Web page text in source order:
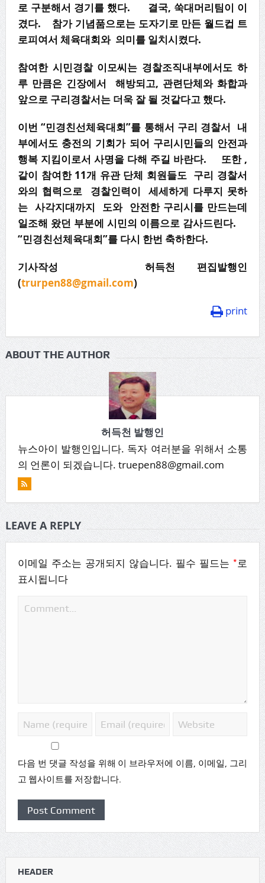
로 구분해서 경기를 했다. 결국, 쑥대머리팀이 이
겼다. 참가 기념품으로는 도자기로 만든 월드컵 트
로피여서 체육대회와 의미를 일치시켰다.
참여한 시민경찰 이모씨는 경찰조직내부에서도 하
루 만큼은 긴장에서 해방되고, 관련단체와 화합과
앞으로 구리경찰서는 더욱 잘 될 것같다고 했다.
이번 “민경친선체육대회”를 통해서 구리 경찰서 내
부에서도 충전의 기회가 되어 구리시민들의 안전과
행복 지킴이로서 사명을 다해 주길 바란다. 또한 ,
같이 참여한 11개 유관 단체 회원들도 구리 경찰서
와의 협력으로 경찰인력이 세세하게 다루지 못하
는 사각지대까지 도와 안전한 구리시를 만드는데
일조해 왔던 부분에 시민의 이름으로 감사드린다.
“민경친선체육대회”를 다시 한번 축하한다.
기사작성 허득천 편집발행인
(trurpen88@gmail.com)
print
ABOUT THE AUTHOR
허득천 발행인
뉴스아이 발행인입니다. 독자 여러분을 위해서 소통
의 언론이 되겠습니다. truepen88@gmail.com
LEAVE A REPLY
이메일 주소는 공개되지 않습니다. 필수 필드는*로
표시됩니다
다음 번 댓글 작성을 위해 이 브라우저에 이름, 이메일, 그리
고 웹사이트를 저장합니다.
HEADER